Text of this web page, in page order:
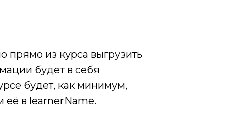
из курса выгрузить
будет в себя
будет, как минимум,
её в learnerName.